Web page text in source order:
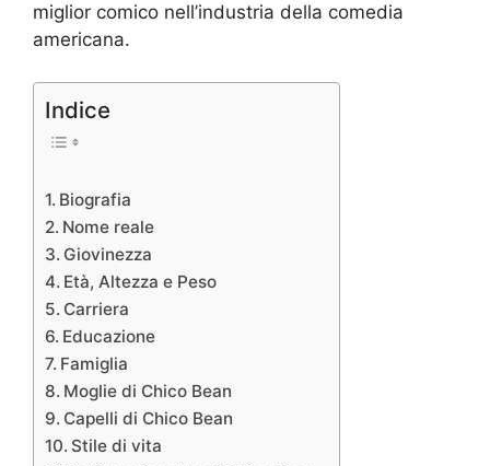
miglior comico nell’industria della comedia
americana.
Indice
Biografia
Nome reale
Giovinezza
Età, Altezza e Peso
Carriera
Educazione
Famiglia
Moglie di Chico Bean
Capelli di Chico Bean
Stile di vita